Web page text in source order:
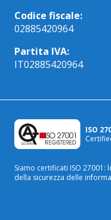
Codice fiscale:
02885420964
Partita IVA:
IT02885420964
ISO
Siamo certificati ISO
della sicurezza delle